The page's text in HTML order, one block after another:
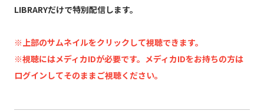
LIBRARYだけで特別配信します。
※上部のサムネイルをクリックして視聴できます。
※視聴にはメディカIDが必要です。メディカIDをお持ちの方は
ログインしてそのままご視聴ください。